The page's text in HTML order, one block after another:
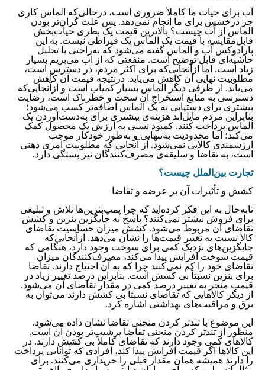
آب برای حیات ما کاملاً ضروری است، درحالی‌که الماس کاری
جز درخشش برای ما انجام نمی‌دهد. پس علت گران‌تر بودن
الماس از آب چیست؟ بالاترین قیمت یک بطری حیات‌بخش
قابل‌مقایسه با قیمت یک الماس یک قیراطی نیست. به این
پارادوکس آب و الماس گفته می‌شود که به‌راحتی با تحلیل
حاشیه‌ای قابل توضیح است. منفعتی که از آب می‌بریم بسیار
زیاد است. اما ازآنجایی‌که برای اکثر مردم، در دسترس است،
مطلوبیت نهایی آن کاهش می‌یابد. درنتیجه قیمت آن کاهش
می‌یابد. از طرفی دیگر الماس بسیار کمیاب است و ازآنجایی‌که
دسترسی به منابع استخراج آن سخت و خطرناک است، رضایت
بیشتری برای دستیابی به یک الماس اضافه‌تر کسب می‌شود؛
بنابراین مردم مایل‌اند هزینه‌ی بیشتری برای به‌دست‌آوردن یک
الماس پرداخت کنند. کمبود نسبی به ارزش یک محصول کمک
می‌کند؛ اما محدودیت به‌تنهایی و به‌‌‌‌‌‌‌‌‌‌‌‌‌‌‌‌‌‌‌‌‌‌‌‌‌‌‌‌‌‌‌‌‌‌‌‌‌‌‌‌‌‌‌‌‌‌‌‌‌طور خودکار موجب
ارزشمندی کالایی نمی‌شود. از آنجایی‌ که مطلوبیت امری ذهنی
است، به تقاضا و سلیقه‌‌‌‌‌‌‌‌‌‌‌‌‌‌‌‌‌‌‌‌‌‌‌‌‌‌‌‌‌‌‌‌‌‌‌‌‌‌‌‌‌‌‌‌‌‌‌‌‌ی مصرف‌کنندگان نیز بستگی دارد.
تجارت بین‌الملل چیست؟
کشش و تأثیرات آن بر عرضه و تقاضا
تابه‌حال به این فکر کرده‌اید که چرا پمپ‌بنزین‌ها تلاش و تبلیغی
برای فروش بیشتر نمی‌کنند؟ پاسخ به جایگزین بنزین و کشش
تقاضای آن مربوط می‌شود. کشش میزان حساسیت تقاضای
کالا نسبت به تغییر قیمت‌ها را نشان می‌دهد. ازآنجایی‌که
جایگزین‌های نزدیک کمی برای سوخت وجود دارد، هنگامی که
قیمت سوخت افزایش پیدا می‌کند، مصرف‌کنندگان میزان
تقاضای خود را کم نمی‌کنند چرا که به آن احتیاج دارند. تقاضا
برای بنزین نسبتاً بی کشش است. بنابراین درصد تغییر زیاد در
قیمت منجر به تغییر درصد کمی در مقدار تقاضای آن می‌شود.
از دیگر کالاهایی که تقاضای نسبتاً بی کشش دارند می‌توان به
برق و مراقبت‌های بهداشتی اشاره کرد.
این موضوع با تندتر کردن منحنی تقاضا نشان داده می‌شود.
منظور از تندتر کردن منحنی تقاضا پرشیب‌‌‌‌‌‌‌‌‌‌‌‌‌‌‌‌‌‌‌‌‌‌‌‌‌‌‌‌‌‌‌‌‌‌‌‌‌‌‌‌‌‌‌‌‌‌‌‌‌تر بودن آن است.
کالاهای کمی وجود دارند که تقاضای کاملاً بی کشش دارند. در
این کالاها اگر قیمت افزایش پیدا کند، افرادی که توانایی پرداخت
را دارند همیشه همان مقدار قبلی را خریداری می‌کنند. برای